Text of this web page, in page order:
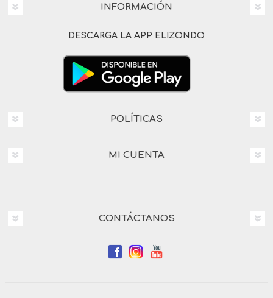
INFORMACIÓN
DESCARGA LA APP ELIZONDO
POLÍTICAS
MI CUENTA
CONTÁCTANOS